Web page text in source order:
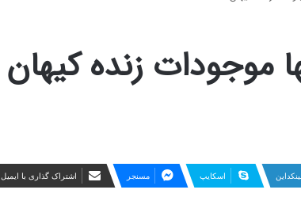
موجودات زنده کیهان
اسکایپ مسنجر اشتراک گذاری با ایمیل